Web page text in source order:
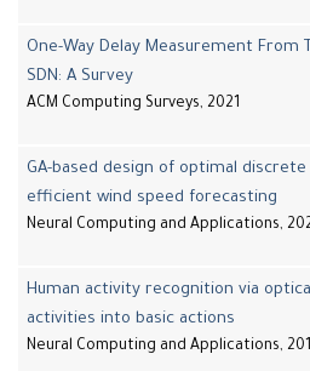
One-Way Delay
SDN: A Survey
ACM Computing Surveys, 2021
GA-based design of optimal
efficient wind speed
Neural Computing and
Human activity recognition
activities into basic actions
Neural Computing and